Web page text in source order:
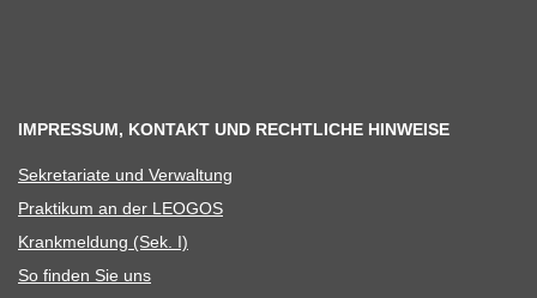
IMPRESSUM, KONTAKT UND RECHTLICHE HINWEISE
Sekre­ta­riate und Verwaltung
Prak­ti­kum an der LEOGOS
Krank­mel­dung (Sek. I)
So fin­den Sie uns